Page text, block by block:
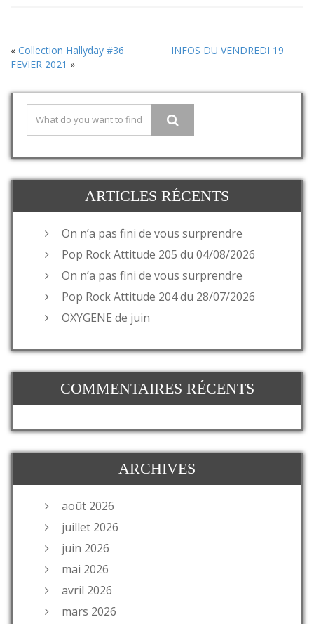
« Collection Hallyday #36
INFOS DU VENDREDI 19
FEVIER 2021 »
ARTICLES RÉCENTS
On n’a pas fini de vous surprendre
Pop Rock Attitude 205 du 04/08/2026
On n’a pas fini de vous surprendre
Pop Rock Attitude 204 du 28/07/2026
OXYGENE de juin
COMMENTAIRES RÉCENTS
ARCHIVES
août 2026
juillet 2026
juin 2026
mai 2026
avril 2026
mars 2026